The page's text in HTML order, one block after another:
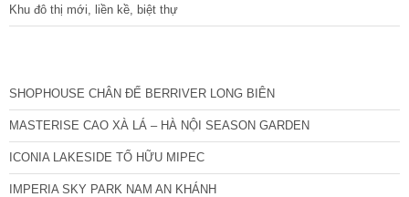
Khu đô thị mới, liền kề, biệt thự
SHOPHOUSE CHÂN ĐẾ BERRIVER LONG BIÊN
MASTERISE CAO XÀ LÁ – HÀ NỘI SEASON GARDEN
ICONIA LAKESIDE TỐ HỮU MIPEC
IMPERIA SKY PARK NAM AN KHÁNH